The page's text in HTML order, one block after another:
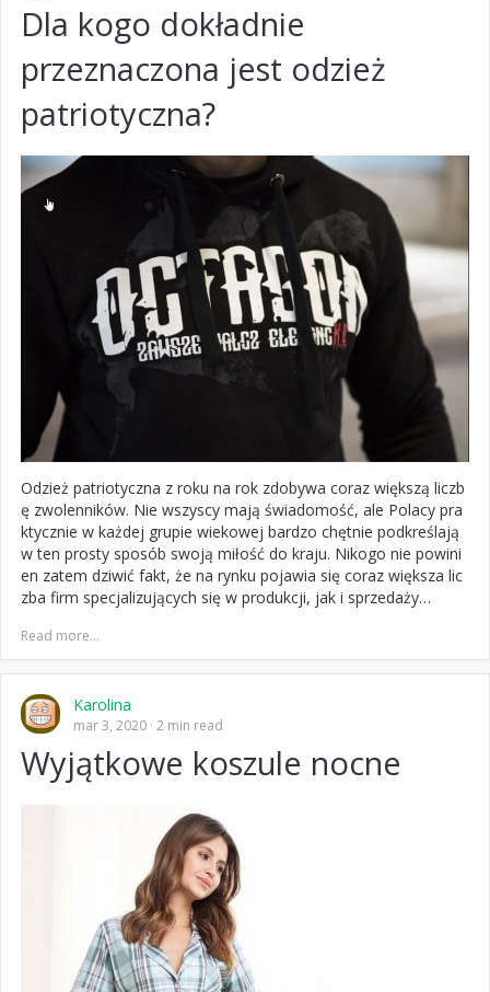
Dla kogo dokładnie
przeznaczona jest odzież
patriotyczna?
Odzież patriotyczna z roku na rok zdobywa coraz większą liczb
ę zwolenników. Nie wszyscy mają świadomość, ale Polacy pra
ktycznie w każdej grupie wiekowej bardzo chętnie podkreślają
w ten prosty sposób swoją miłość do kraju. Nikogo nie powini
en zatem dziwić fakt, że na rynku pojawia się coraz większa lic
zba firm specjalizujących się w produkcji, jak i sprzedaży…
Read more...
Karolina
mar 3, 2020 2 min read
Wyjątkowe koszule nocne